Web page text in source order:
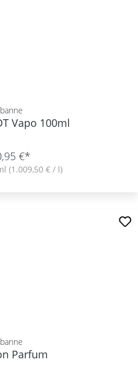
Vapo 100ml
€*
(1.009,50 € / l)
Parfum